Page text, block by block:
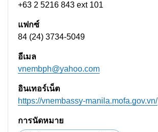
+63 2 5216 843 ext 101
แฟกซ์
84 (24) 3734-5049
อีเมล
vnembph@yahoo.com
อินเทอร์เน็ต
https://vnembassy-manila.mofa.gov.vn/
การนัดหมาย